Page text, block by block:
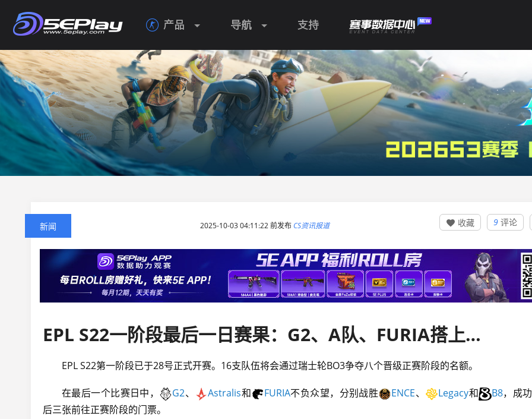
 产品 导航 支持
新闻 2025-10-03 04:11:22 前发布 CS资讯报道 9 评论
 收藏
EPL S22一阶段最后一日赛果：G2、A队、FURIA搭上末班车
EPL S22第一阶段已于28号正式开赛。16支队伍将会通过瑞士轮BO3争夺八个晋级正赛阶段的名额。
在最后一个比赛日中， G2、 Astralis和 FURIA不负众望，分别战胜 ENCE、 Legacy和 B8，成
后三张前往正赛阶段的门票。